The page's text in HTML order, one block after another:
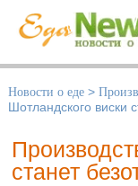
Новости о еде >
Шотландского виски
станет